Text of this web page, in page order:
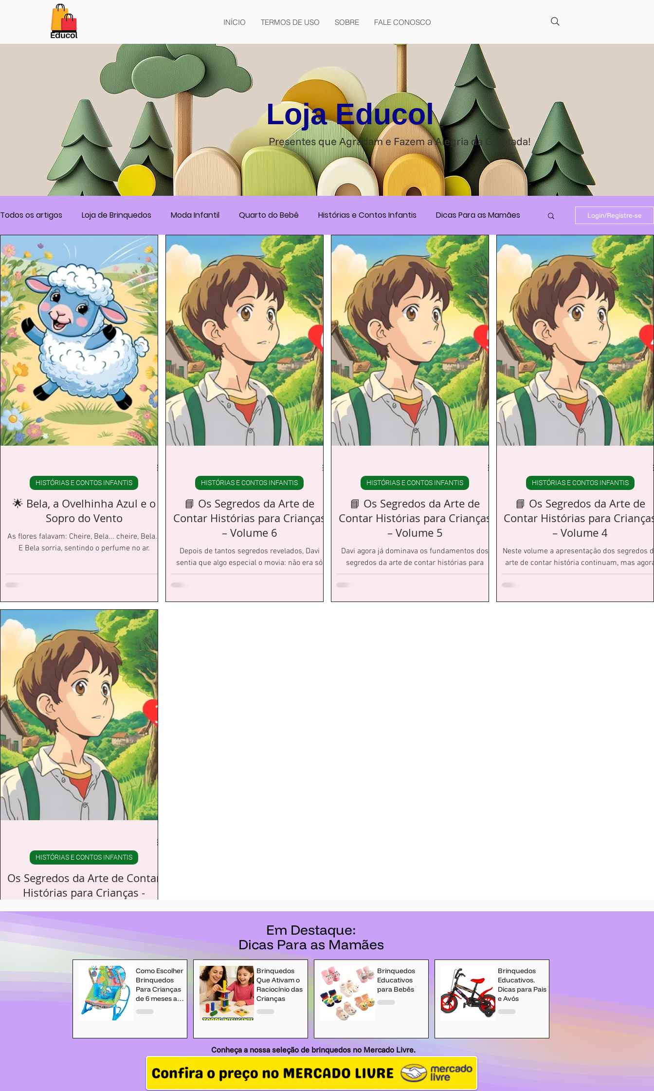
INÍCIO TERMOS DE USO SOBRE FALE CONOSCO
Loja Educol
Presentes que Agradam e Fazem a Alegria da Garotada!
Todos os artigos Loja de Brinquedos Moda Infantil Quarto do Bebê Histórias e Contos Infantis Dicas Para as Mamães
Enxoval do Bebê
Login/Registre-se
🌟 Bela, a Ovelhinha Azul e o
Sopro do Vento
As flores falavam: Cheire, Bela... cheire, Bela...
E Bela sorria, sentindo o perfume no ar.
HISTÓRIAS E CONTOS INFANTIS
📘 Os Segredos da Arte de
Contar Histórias para Crianças
– Volume 6
Depois de tantos segredos revelados, Davi
sentia que algo especial o movia: não era só
sobre contar histórias… era sobre transformar
momentos simples em encontros mágicos.
HISTÓRIAS E CONTOS INFANTIS
📘 Os Segredos da Arte de
Contar Histórias para Crianças
– Volume 5
Davi agora já dominava os fundamentos dos
segredos da arte de contar histórias para
crianças. Mas quanto mais contava, mais
percebia que existiam pequenos detalhes que
HISTÓRIAS E CONTOS INFANTIS
📘 Os Segredos da Arte de
Contar Histórias para
– Volume 4
Neste volume a apresentação dos segredos
arte de contar história continuam, mas
apresentados de forma objetiva e direta,
HISTÓRIAS E CONTOS INFANTIS
Os Segredos da Arte de Contar
Histórias para Crianças -
para cativar, emocionar e educar por meio das
palavras.
HISTÓRIAS E CONTOS INFANTIS
Em Destaque:
Dicas Para as Mamães
Como Escolher
Brinquedos
Para Crianças
de 6 meses a 2
anos?
Brinquedos
Que Ativam o
Raciocínio das
Crianças
Brinquedos
Educativos
para Bebês
Brinquedos
Educativos.
Dicas para Pais
e Avós
Conheça a nossa seleção de brinquedos no Mercado Livre.